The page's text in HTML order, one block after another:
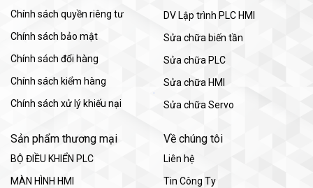
Chính sách quyền riêng tư
Chính sách bảo mật
Chính sách đổi hàng
Chính sách kiểm hàng
Chính sách xử lý khiếu nại
DV Lập trình PLC HMI
Sửa chữa biến tần
Sửa chữa PLC
Sửa chữa HMI
Sửa chữa Servo
Sản phẩm thương mại
BỘ ĐIỀU KHIỂN PLC
MÀN HÌNH HMI
Về chúng tôi
Liên hệ
Tin Công Ty